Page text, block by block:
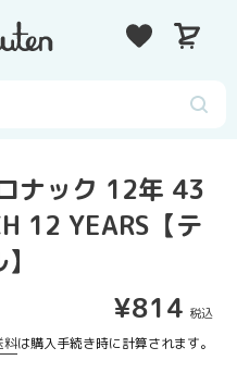
カ
ナック 12年 43
12 YEARS【テ
通
常
¥814
料は購入手続き時に計算されます。